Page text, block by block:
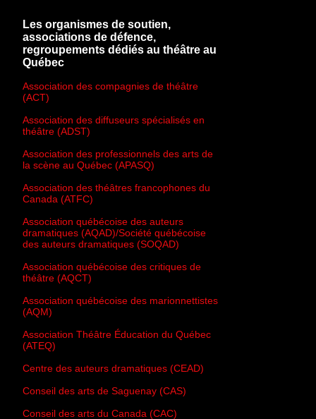
Les organismes de soutien,
associations de défence,
regroupements dédiés au théâtre au
Québec
Association des compagnies de théâtre
(ACT)
Association des diffuseurs spécialisés en
théâtre (ADST)
Association des professionnels des arts de
la scène au Québec (APASQ)
Association des théâtres francophones du
Canada (ATFC)
Association québécoise des auteurs
dramatiques (AQAD)/Société québécoise
des auteurs dramatiques (SOQAD)
Association québécoise des critiques de
théâtre (AQCT)
Association québécoise des marionnettistes
(AQM)
Association Théâtre Éducation du Québec
(ATEQ)
Centre des auteurs dramatiques (CEAD)
Conseil des arts de Saguenay (CAS)
Conseil des arts du Canada (CAC)